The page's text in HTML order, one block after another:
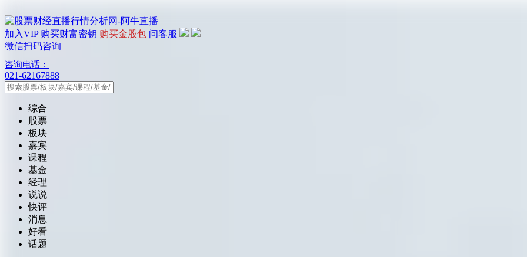
加入VIP 购买财富密钥 购买金股包 问客服
微信扫码咨询
咨询电话：
021-62167888
综合
股票
板块
嘉宾
课程
基金
经理
说说
快评
消息
好看
话题